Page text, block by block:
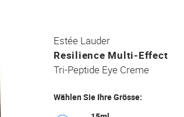
Estée Lauder
Resilience Multi-Effect
Tri-Peptide Eye Creme
Wählen Sie Ihre Grösse: